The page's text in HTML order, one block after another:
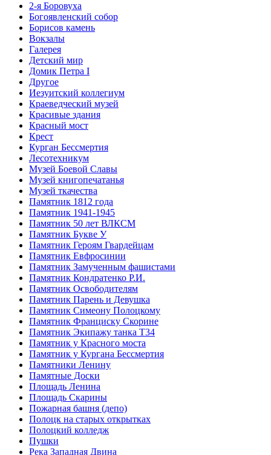
2-я Боровуха
Богоявленский собор
Борисов камень
Вокзалы
Галерея
Детский мир
Домик Петра I
Другое
Иезуитский коллегиум
Краеведческий музей
Красивые здания
Красный мост
Крест
Курган Бессмертия
Лесотехникум
Музей Боевой Славы
Музей книгопечатанья
Музей ткачества
Памятник 1812 года
Памятник 1941-1945
Памятник 50 лет ВЛКСМ
Памятник Букве У
Памятник Героям Гвардейцам
Памятник Евфросинии
Памятник Замученным фашистами
Памятник Кондратенко Р.И.
Памятник Освободителям
Памятник Парень и Девушка
Памятник Симеону Полоцкому
Памятник Франциску Скорине
Памятник Экипажу танка Т34
Памятник у Красного моста
Памятник у Кургана Бессмертия
Памятники Ленину
Памятные Доски
Площадь Ленина
Площадь Скарины
Пожарная башня (депо)
Полоцк на старых открытках
Полоцкий колледж
Пушки
Река Западная Двина